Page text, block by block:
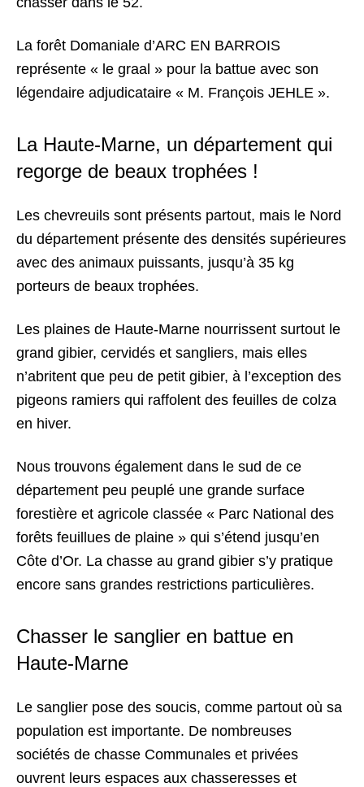
La forêt Domaniale d’ARC EN BARROIS
représente « le graal » pour la battue avec son
légendaire adjudicataire « M. François JEHLE ».
La Haute-Marne, un département qui
regorge de beaux trophées !
Les chevreuils sont présents partout, mais le Nord
du département présente des densités supérieures
avec des animaux puissants, jusqu’à 35 kg
porteurs de beaux trophées.
Les plaines de Haute-Marne nourrissent surtout le
grand gibier, cervidés et sangliers, mais elles
n’abritent que peu de petit gibier, à l’exception des
pigeons ramiers qui raffolent des feuilles de colza
en hiver.
Nous trouvons également dans le sud de ce
département peu peuplé une grande surface
forestière et agricole classée « Parc National des
forêts feuillues de plaine » qui s’étend jusqu’en
Côte d’Or. La chasse au grand gibier s’y pratique
encore sans grandes restrictions particulières.
Chasser le sanglier en battue en
Haute-Marne
Le sanglier pose des soucis, comme partout où sa
population est importante. De nombreuses
sociétés de chasse Communales et privées
ouvrent leurs espaces aux chasseresses et